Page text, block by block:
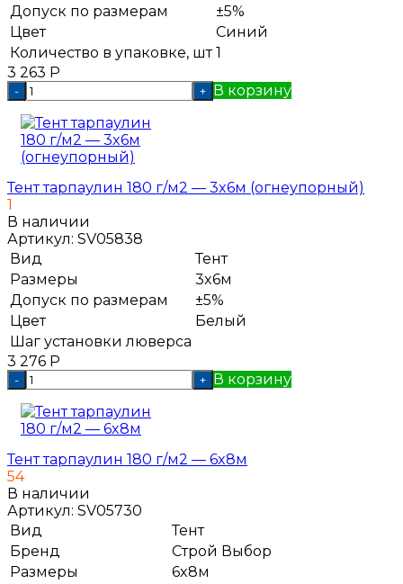
Допуск по размерам
±5%
Цвет
Синий
Количество в упаковке, шт 1
3 263 Р
- + В корзину
Тент тарпаулин 180 г/м2 — 3x6м (огнеупорный)
1
В наличии
Артикул: SV05838
Вид
Тент
Размеры
3x6м
Допуск по размерам
±5%
Цвет
Белый
Шаг установки люверса
3 276 Р
- + В корзину
Тент тарпаулин 180 г/м2 — 6x8м
54
В наличии
Артикул: SV05730
Вид
Тент
Бренд
Строй Выбор
Размеры
6x8м